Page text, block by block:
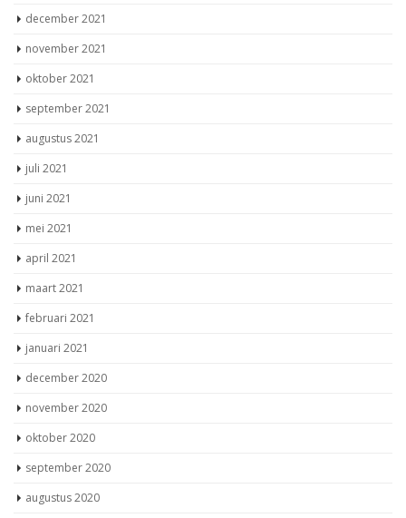
december 2021
november 2021
oktober 2021
september 2021
augustus 2021
juli 2021
juni 2021
mei 2021
april 2021
maart 2021
februari 2021
januari 2021
december 2020
november 2020
oktober 2020
september 2020
augustus 2020